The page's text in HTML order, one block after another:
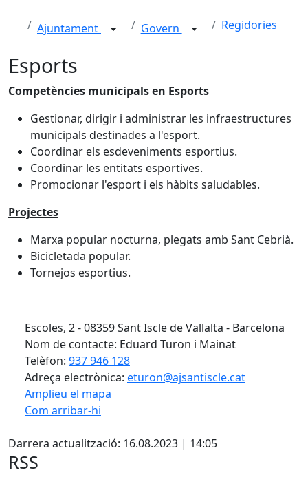
Ajuntament Govern Regidories
Esports
Competències municipals en Esports
Gestionar, dirigir i administrar les infraestructures
municipals destinades a l'esport.
Coordinar els esdeveniments esportius.
Coordinar les entitats esportives.
Promocionar l'esport i els hàbits saludables.
Projectes
Marxa popular nocturna, plegats amb Sant Cebrià.
Bicicletada popular.
Tornejos esportius.
Escoles, 2 - 08359 Sant Iscle de Vallalta - Barcelona
Nom de contacte: Eduard Turon i Mainat
Telèfon: 937 946 128
Adreça electrònica: eturon@ajsantiscle.cat
Amplieu el mapa
Com arribar-hi
+
−
Darrera actualització: 16.08.2023 | 14:05
RSS